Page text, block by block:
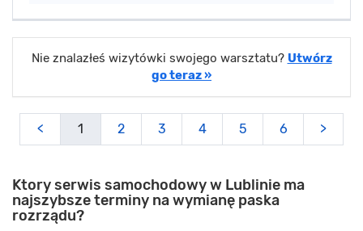
Nie znalazłeś wizytówki swojego warsztatu? Utwórz
go teraz »
< 1 2 3 4 5 6 >
Ktory serwis samochodowy w Lublinie ma
najszybsze terminy na wymianę paska
rozrządu?